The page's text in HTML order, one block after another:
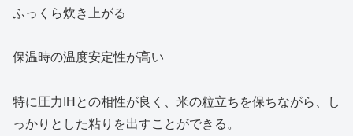
ふっくら炊き上がる
保温時の温度安定性が高い
特に圧力IHとの相性が良く、米の粒立ちを保ちながら、し
っかりとした粘りを出すことができる。